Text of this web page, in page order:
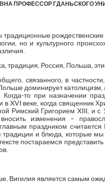
ПРОФЕССОР ГДАНЬСКОГО
традиционные
но и культурного
традиция, Россия, Польша,
связанного, в
доминирует
то при назначении
XVI веке, когда священник
Римский Григорием XIII, и с
вносить изменения –
праздником считается
традиции и блюда, которые
постараемся
Вигилия является самым